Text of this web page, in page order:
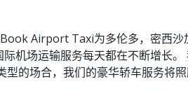
Airport Taxi为多伦多，密西沙
机场运输服务每天都在不断增长
的场合，我们的豪华轿车服务将照